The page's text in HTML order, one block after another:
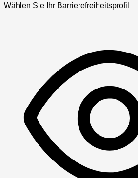
Wählen Sie Ihr Barrierefreiheitsprofil